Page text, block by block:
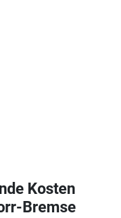
Kosten
Bremse